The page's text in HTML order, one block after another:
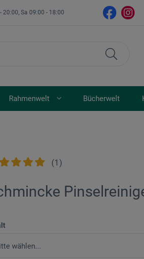
20:00, Sa 09:00 - 18:00
Rahmenwelt Bücherwelt
(1 )